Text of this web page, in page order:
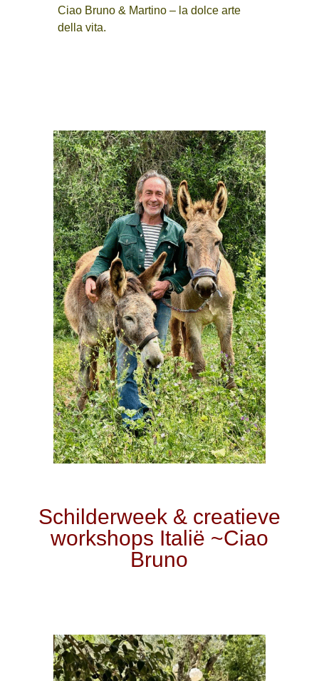
Ciao Bruno & Martino – la dolce arte
della vita.
Schilderweek & creatieve
workshops Italië ~Ciao
Bruno